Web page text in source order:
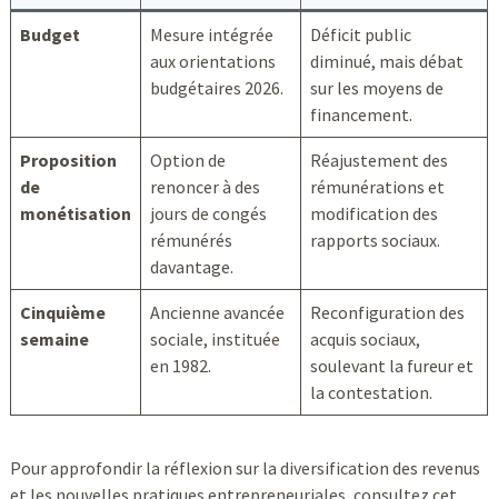
Budget
Mesure intégrée
aux orientations
budgétaires 2026.
Déficit public
diminué, mais débat
sur les moyens de
financement.
Proposition
de
monétisation
Option de
renoncer à des
jours de congés
rémunérés
davantage.
Réajustement des
rémunérations et
modification des
rapports sociaux.
Cinquième
semaine
Ancienne avancée
sociale, instituée
en 1982.
Reconfiguration des
acquis sociaux,
soulevant la fureur et
la contestation.
Pour approfondir la réflexion sur la diversification des revenus
et les nouvelles pratiques entrepreneuriales, consultez cet